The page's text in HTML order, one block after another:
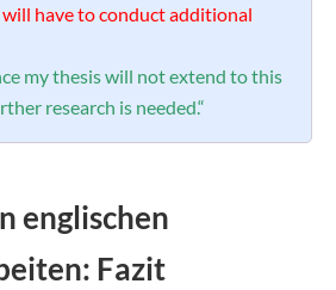
will have to conduct additional
my thesis will not extend to this
research is needed.“
englischen
Fazit